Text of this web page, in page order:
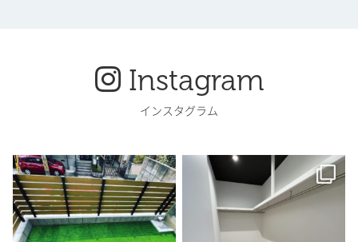
Instagram
インスタグラム